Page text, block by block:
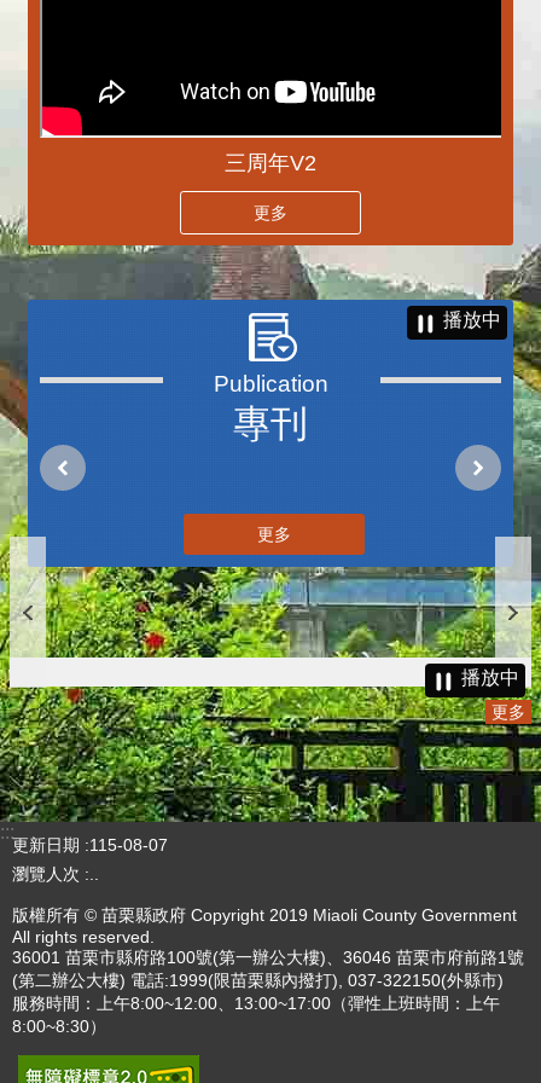
三周年V2
更多
專刊
播放中
更多
播放中
更多
:::
更新日期
115-08-07
瀏覽人次
..
版權所有 © 苗栗縣政府 Copyright 2019 Miaoli County Government
All rights reserved.
36001 苗栗市縣府路100號(第一辦公大樓)、36046 苗栗市府前路1號
(第二辦公大樓) 電話:1999(限苗栗縣內撥打), 037-322150(外縣市)
服務時間：上午8:00~12:00、13:00~17:00（彈性上班時間：上午
8:00~8:30）